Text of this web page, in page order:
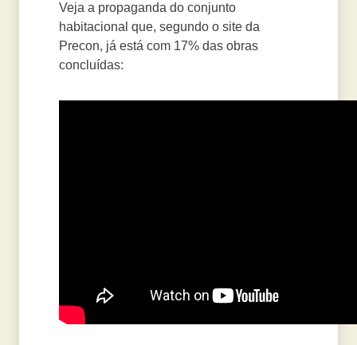
Veja a propaganda do conjunto
habitacional que, segundo o site da
Precon, já está com 17% das obras
concluídas: